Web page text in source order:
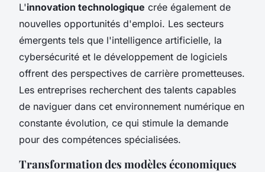
L'innovation technologique crée également de
nouvelles opportunités d'emploi. Les secteurs
émergents tels que l'intelligence artificielle, la
cybersécurité et le développement de logiciels
offrent des perspectives de carrière prometteuses.
Les entreprises recherchent des talents capables
de naviguer dans cet environnement numérique en
constante évolution, ce qui stimule la demande
pour des compétences spécialisées.
Transformation des modèles économiques